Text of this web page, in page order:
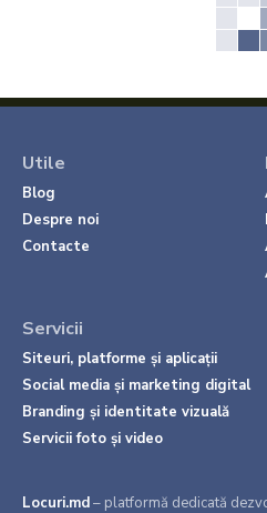
Utile
Blog
Despre noi
Contacte
Servicii
Siteuri, platforme și aplicații
Social media și marketing digital
Branding și identitate vizuală
Servicii foto și video
Locuri.md– platformă dedicată